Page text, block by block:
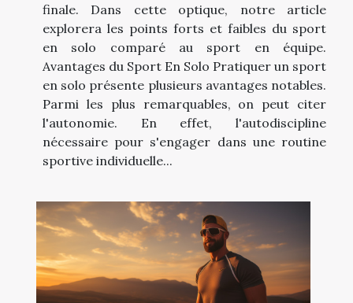
finale. Dans cette optique, notre article
explorera les points forts et faibles du sport
en solo comparé au sport en équipe.
Avantages du Sport En Solo Pratiquer un sport
en solo présente plusieurs avantages notables.
Parmi les plus remarquables, on peut citer
l'autonomie. En effet, l'autodiscipline
nécessaire pour s'engager dans une routine
sportive individuelle...